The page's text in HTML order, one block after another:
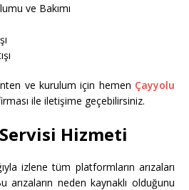
ve Bakımı
ve kurulum için hemen Çayyolu
ile iletişime geçebilirsiniz.
Hizmeti
izlene tüm platformların arızaları
arızaların neden kaynaklı olduğunu